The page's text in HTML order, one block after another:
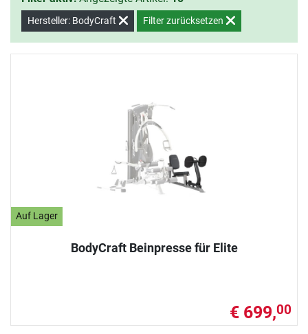
Hersteller: BodyCraft Filter zurücksetzen
Auf Lager
BodyCraft Beinpresse für Elite
€ 699,00